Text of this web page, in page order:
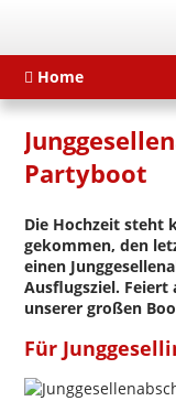
Home
Partyboot
Die Hochzeit steht
gekommen, den
einen
Ausflugsziel.
unserer großen
Für